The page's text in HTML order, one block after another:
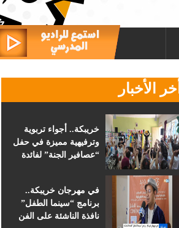
أخر الأخبار
خريبكة.. أجواء تربوية
وترفيهية مميزة في حفل
“عصافير الجنة” لفائدة
في مهرجان خريبكة..
برنامج “سينما الطفل”
نافذة الناشئة على الفن